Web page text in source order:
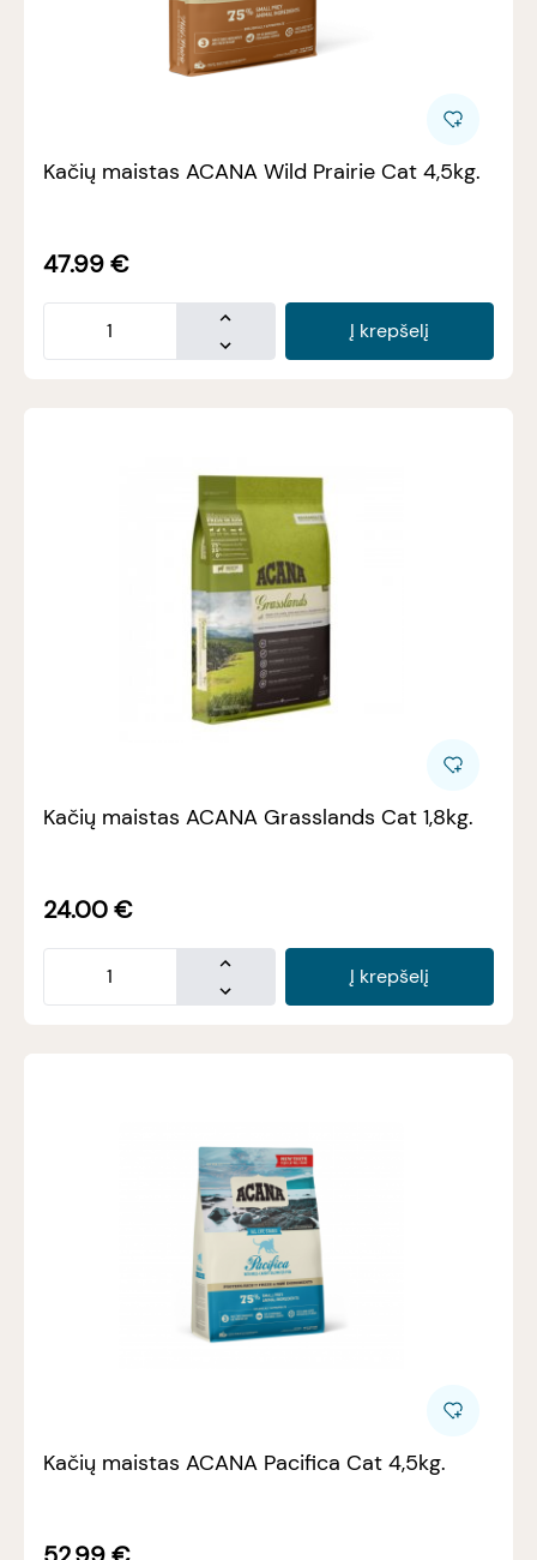
Kačių maistas ACANA Wild Prairie Cat 4,5kg.
47.99€
Į krepšelį
Kačių maistas ACANA Grasslands Cat 1,8kg.
24.00€
Į krepšelį
Kačių maistas ACANA Pacifica Cat 4,5kg.